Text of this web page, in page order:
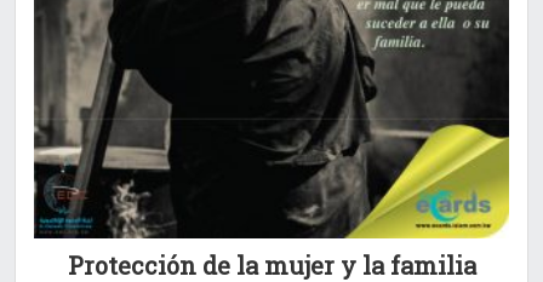
Protección de la mujer y la familia